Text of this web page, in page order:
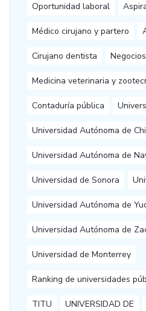
Oportunidad laboral
Médico cirujano y partero
Cirujano dentista
Medicina veterinaria y
Contaduría pública
Universidad Autónoma de
Universidad Autónoma de
Universidad de Sonora
Universidad Autónoma de
Universidad Autónoma de
Universidad de Monterrey
Ranking de universidades
TITU UNIVERSIDAD DE